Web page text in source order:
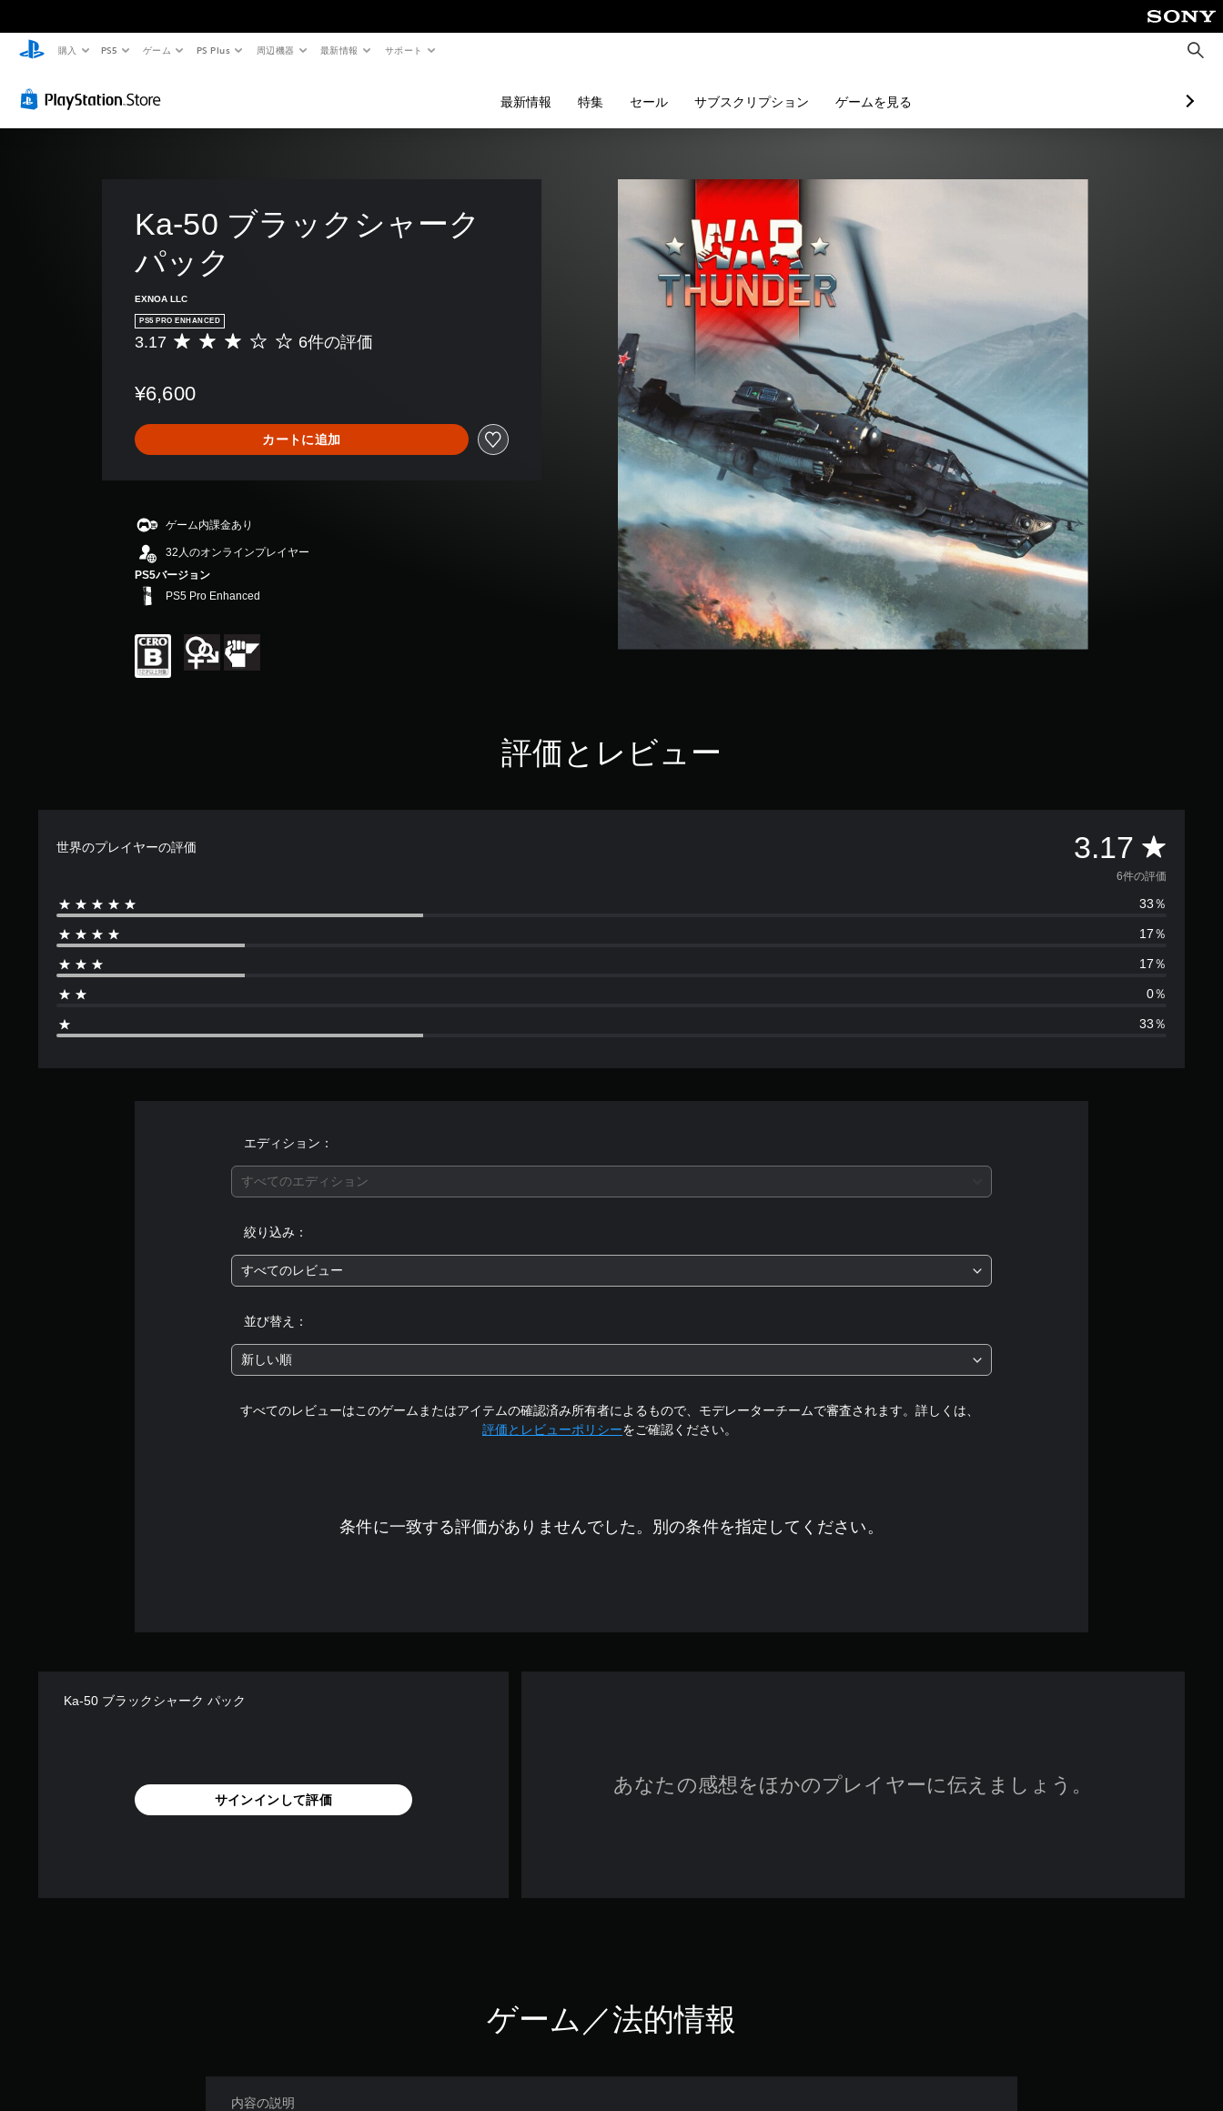
購入 PS5 ゲーム PS Plus 周辺機器 最新情報 サポート
検
索
最新情報 特集 セール サブスクリプション ゲームを見る
Ka-50 ブラックシャーク
パック
EXNOA LLC
PS5 PRO ENHANCED
評
は
、
平
評
は
5
段
階
中
の
.
7
3.17 6件の評価
¥6,600
カートに追加
ゲーム内課金あり
32人のオンラインプレイヤー
PS5バージョン
PS5 Pro Enhanced
評価とレビュー
世界のプレイヤーの評価 3.17 評
価
数
は
6
、
平
6件の評価
33％
17％
17％
0％
33％
エディション：
すべてのエディション
絞り込み：
すべてのレビュー
並び替え：
新しい順
すべてのレビューはこのゲームまたはアイテムの確認済み所有者によるもので、モデレーターチームで審査されます。詳しくは、
評価とレビューポリシーをご確認ください。
条件に一致する評価がありませんでした。別の条件を指定してください。
Ka-50 ブラックシャーク パック
サインインして評価
あなたの感想をほかのプレイヤーに伝えましょう。
ゲーム／法的情報
内容の説明